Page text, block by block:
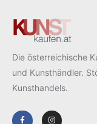
Die österreichische
und Kunsthändler.
Kunsthandels.